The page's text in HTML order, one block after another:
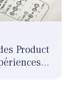
Product